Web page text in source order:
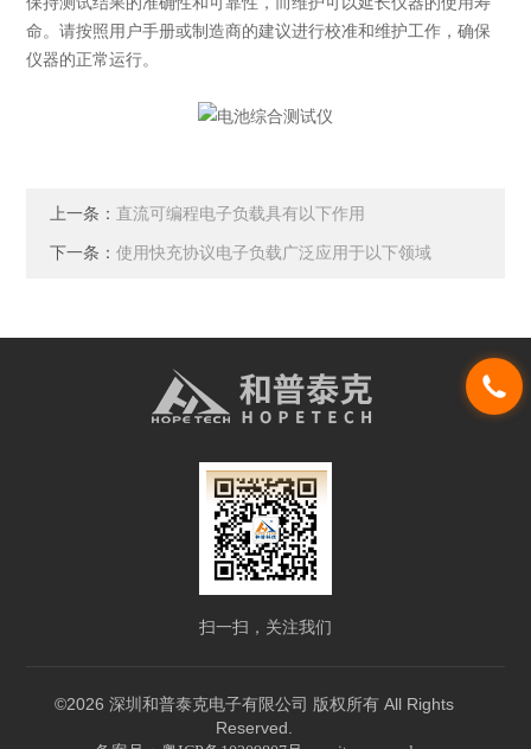
命。请按照用户手册或制造商的建议进行校准和维护工作，确保
仪器的正常运行。
上一条： 直流可编程电子负载具有以下作用
下一条：使用快充协议电子负载广泛应用于以下领域
扫一扫，关注我们
©2026 深圳和普泰克电子有限公司 版权所有 All Rights
Reserved.